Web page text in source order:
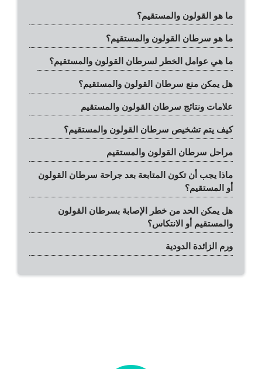
ما هو القولون والمستقيم؟
ما هو سرطان القولون والمستقيم؟
ما هي عوامل الخطر لسرطان القولون والمستقيم؟
هل يمكن منع سرطان القولون والمستقيم؟
علامات ونتائج سرطان القولون والمستقيم
كيف يتم تشخيص سرطان القولون والمستقيم؟
مراحل سرطان القولون والمستقيم
ماذا يجب أن تكون المتابعة بعد جراحة سرطان القولون
أو المستقيم؟
هل يمكن الحد من خطر الإصابة بسرطان القولون
والمستقيم أو الانتكاس؟
ورم الزائدة الدودية